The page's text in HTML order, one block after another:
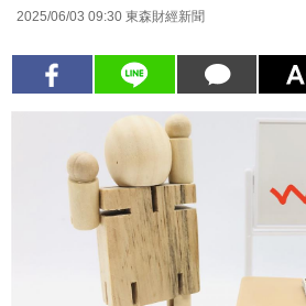
2025/06/03 09:30 東森財經新聞